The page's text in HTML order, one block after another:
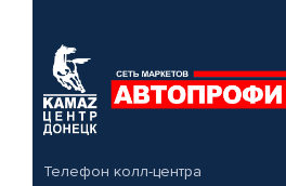
Телефон колл-центра